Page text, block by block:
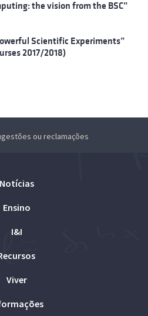
the vision from the BSC”
Scientific Experiments”
2017/2018)
ou reclamações
Notícias
Ensino
I&I
Viver